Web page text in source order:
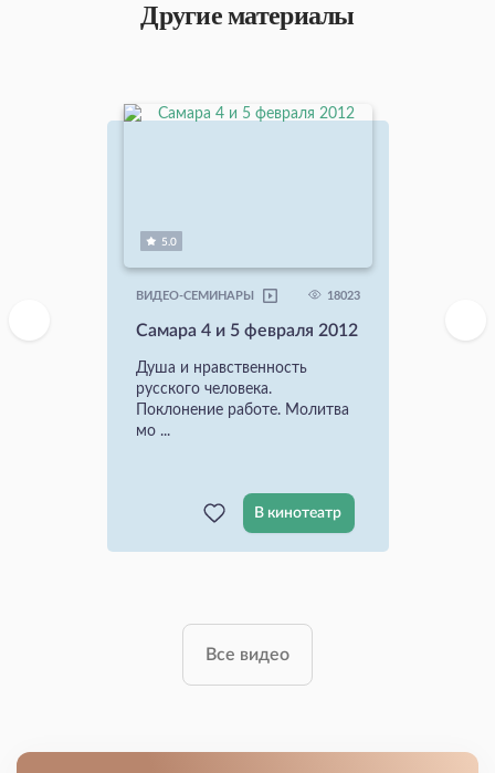
Другие материалы
5.0
ВИДЕО-СЕМИНАРЫ 18023
Самара 4 и 5 февраля 2012
Душа и нравственность
русского человека.
Поклонение работе. Молитва
мо ...
В кинотеатр
Все видео